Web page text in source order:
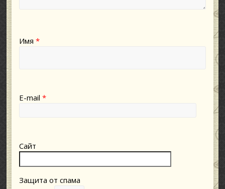
Имя*
E-mail*
Сайт
Защита от спама